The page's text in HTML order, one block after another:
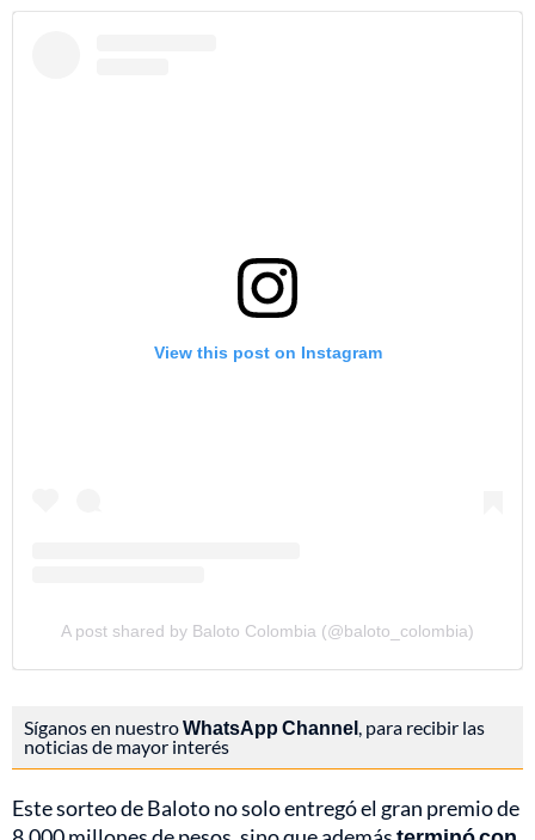
View this post on Instagram
A post shared by Baloto Colombia (@baloto_colombia)
Síganos en nuestroWhatsApp Channel, para recibir las
noticias de mayor interés
Este sorteo de Baloto no solo entregó el gran premio de